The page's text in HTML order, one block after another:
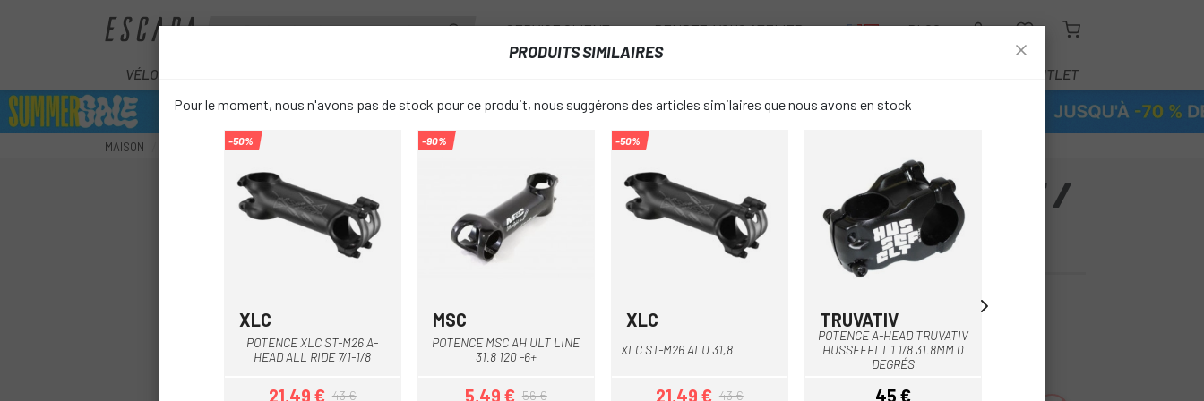
SERVICE CLIENT RENDEZ-VOUS ATELIER BLOG
VÉLOS OUTLET
MAISON COMPOSANTS POTENCES CUBE AGREE / CROSS RACE / NUROAD
favorite_borderCUBE AGREE / CROSS RACE /
NUROAD
COULEUR: Noir
PRODUITS SIMILAIRES
Pour le moment, nous n'avons pas de stock pour ce produit, nous suggérons des articles similaires que nous avons en stock
-50%
XLC
POTENCE XLC ST-M26 A-
HEAD ALL RIDE 7/1-1/8
21,49 € 43 €
-90%
MSC
POTENCE MSC AH ULT LINE
31.8 120 -6+
5,49 € 56 €
-50%
XLC
XLC ST-M26 ALU 31,8
21,49 € 43 €
Blanc
TRUVATIV
POTENCE A-HEAD TRUVATIV
HUSSEFELT 1 1/8 31.8MM 0
DEGRÉS
45 €